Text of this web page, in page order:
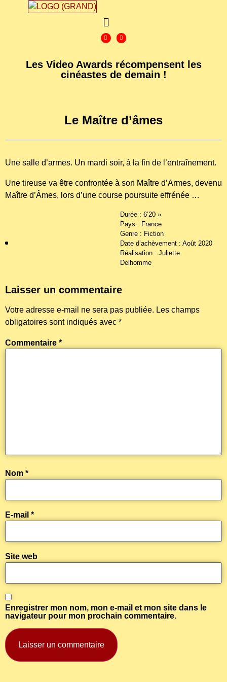
Les Video Awards récompensent les
cinéastes de demain !
Le Maître d’âmes
Une salle d’armes. Un mardi soir, à la fin de l’entraînement.
Une tireuse va être confrontée à son Maître d’Armes, devenu
Maître d’Âmes, lors d’une course poursuite effrénée …
Durée : 6’20 »
Pays : France
Genre : Fiction
Date d’achèvement : Août 2020
Réalisation : Juliette
Delhomme
Laisser un commentaire
Votre adresse e-mail ne sera pas publiée. Les champs
obligatoires sont indiqués avec *
Commentaire *
Nom *
E-mail *
Site web
Enregistrer mon nom, mon e-mail et mon site dans le
navigateur pour mon prochain commentaire.